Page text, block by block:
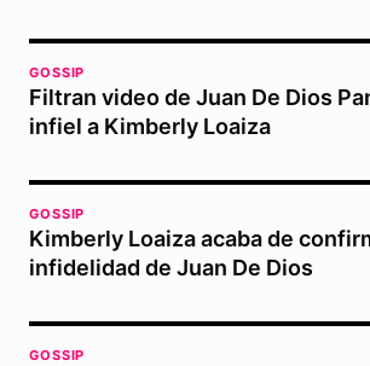
GOSSIP
Filtran video de Juan De Dios
infiel a Kimberly Loaiza
GOSSIP
Kimberly Loaiza acaba de
infidelidad de Juan De Dios
GOSSIP